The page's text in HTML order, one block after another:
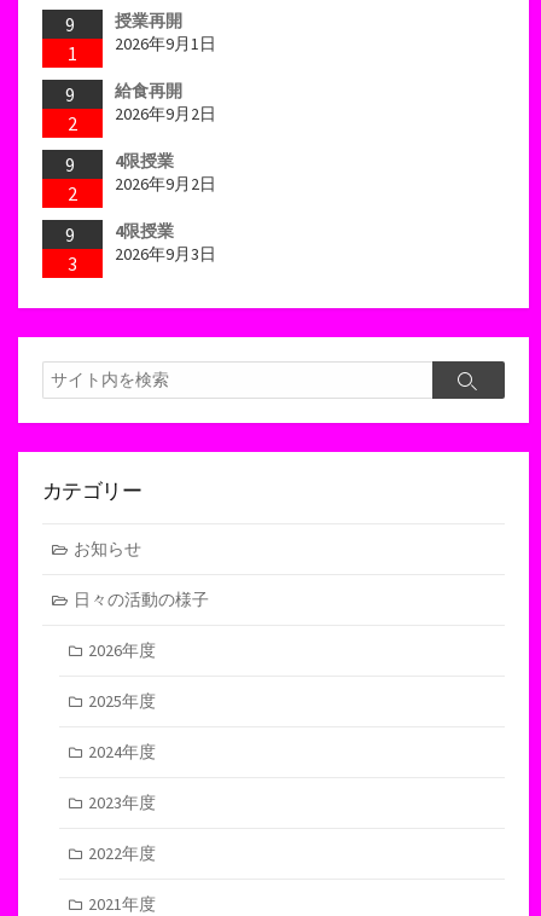
9
1
授業再開
2026年9月1日
9
2
給食再開
2026年9月2日
9
2
4限授業
2026年9月2日
9
3
4限授業
2026年9月3日
検
索
検
カテゴリー
お知らせ
日々の活動の様子
2026年度
2025年度
2024年度
2023年度
2022年度
2021年度